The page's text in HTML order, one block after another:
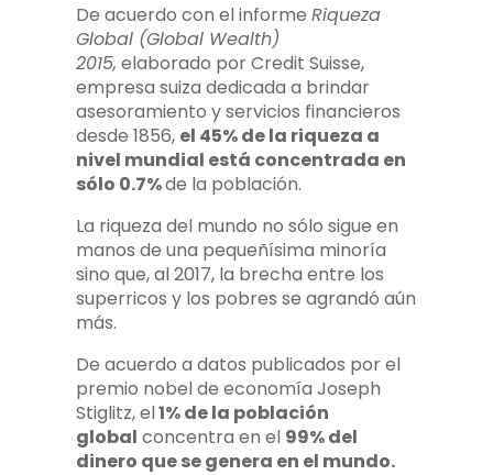
De acuerdo con el informe Riqueza
Global (Global Wealth)
2015, elaborado por Credit Suisse,
empresa suiza dedicada a brindar
asesoramiento y servicios financieros
desde 1856, el 45% de la riqueza a
nivel mundial está concentrada en
sólo 0.7%de la población.
La riqueza del mundo no sólo sigue en
manos de una pequeñísima minoría
sino que, al 2017, la brecha entre los
superricos y los pobres se agrandó aún
más.
De acuerdo a datos publicados por el
premio nobel de economía Joseph
Stiglitz, el1% de la población
global concentra en el 99% del
dinero que se genera en el mundo.